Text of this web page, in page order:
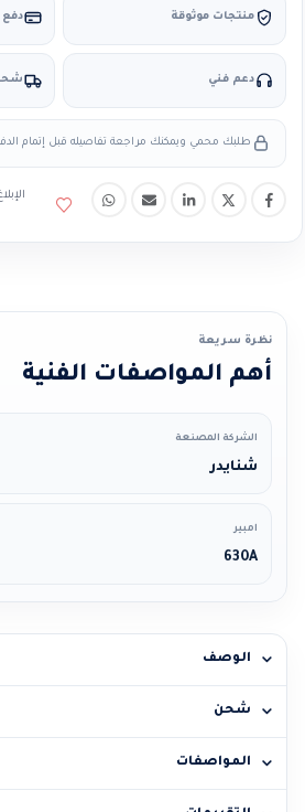
منتجات موثوقة دفع
دعم فني
طلبك محمي ويمكنك مراجعة تفاصيله قبل إتمام
نظرة سريعة
أهم المواصفات الفنية
الشركة المصنعة
شنايدر
امبير
630A
الوصف
شحن
المواصفات